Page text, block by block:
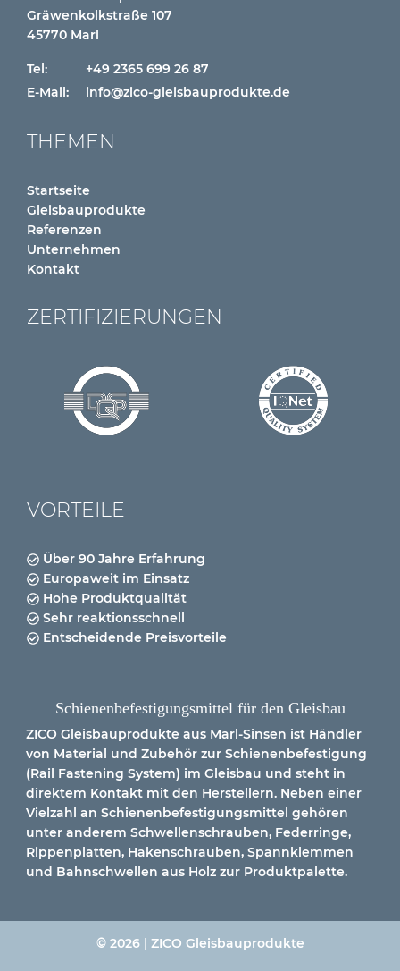
Gräwenkolkstraße 107
45770 Marl
Tel:
+49 2365 699 26 87
E-Mail:
info@zico-gleisbauprodukte.de
THEMEN
Startseite
Gleisbauprodukte
Referenzen
Unternehmen
Kontakt
ZERTIFIZIERUNGEN
VORTEILE
Über 90 Jahre Erfahrung
Europaweit im Einsatz
Hohe Produktqualität
Sehr reaktionsschnell
Entscheidende Preisvorteile
Schienenbefestigungsmittel für den Gleisbau
ZICO Gleisbauprodukte aus Marl-Sinsen ist Händler
von Material und Zubehör zur Schienenbefestigung
(Rail Fastening System) im Gleisbau und steht in
direktem Kontakt mit den Herstellern. Neben einer
Vielzahl an Schienenbefestigungsmittel gehören
unter anderem Schwellenschrauben, Federringe,
Rippenplatten, Hakenschrauben, Spannklemmen
und Bahnschwellen aus Holz zur Produktpalette.
© 2026 | ZICO Gleisbauprodukte